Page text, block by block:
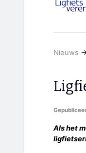
Nieuws
Als het